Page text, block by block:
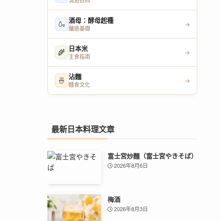
🍶 酒母：酵母起種
釀造基礎
→
🌾 日本米
主食指南
→
🍜 沾麵
麵食文化
→
最新日本料理文章
富士宮炒麵（富士宮やきそば）
2026年8月6日
梅酒
2026年8月3日